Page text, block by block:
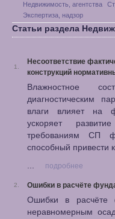
Недвижимость, агентства
Экспертиза, надзор
Статьи раздела
1.
Несоответствие
конструкций
Влажностное
диагностическим
влаги влияет на
ускоряет
требованиям СП
способный привести
...
подробнее
2. Ошибки в расчёте
Ошибки в расчёте
неравномерным